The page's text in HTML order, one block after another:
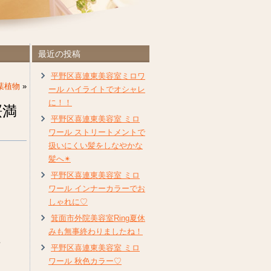
植物 »
最近の投稿
平野区喜連東美容室ミロワ
ール ハイライトでオシャレ
に！！
平野区喜連東美容室 ミロ
ワール ストリートメントで
扱いにくい髪をしなやかな
髪へ✴︎
平野区喜連東美容室 ミロ
ワール インナーカラーでお
しゃれに♡
箕面市外院美容室Ring夏休
みも無事終わりましたね！
平野区喜連東美容室 ミロ
ワール 秋色カラー♡